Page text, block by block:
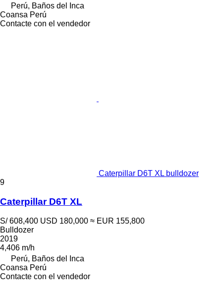
Perú, Baños del Inca
Coansa Perú
Contacte con el vendedor
Caterpillar D6T XL bulldozer
9
Caterpillar D6T XL
S/ 608,400 USD 180,000 ≈ EUR 155,800
Bulldozer
2019
4,406 m/h
Perú, Baños del Inca
Coansa Perú
Contacte con el vendedor